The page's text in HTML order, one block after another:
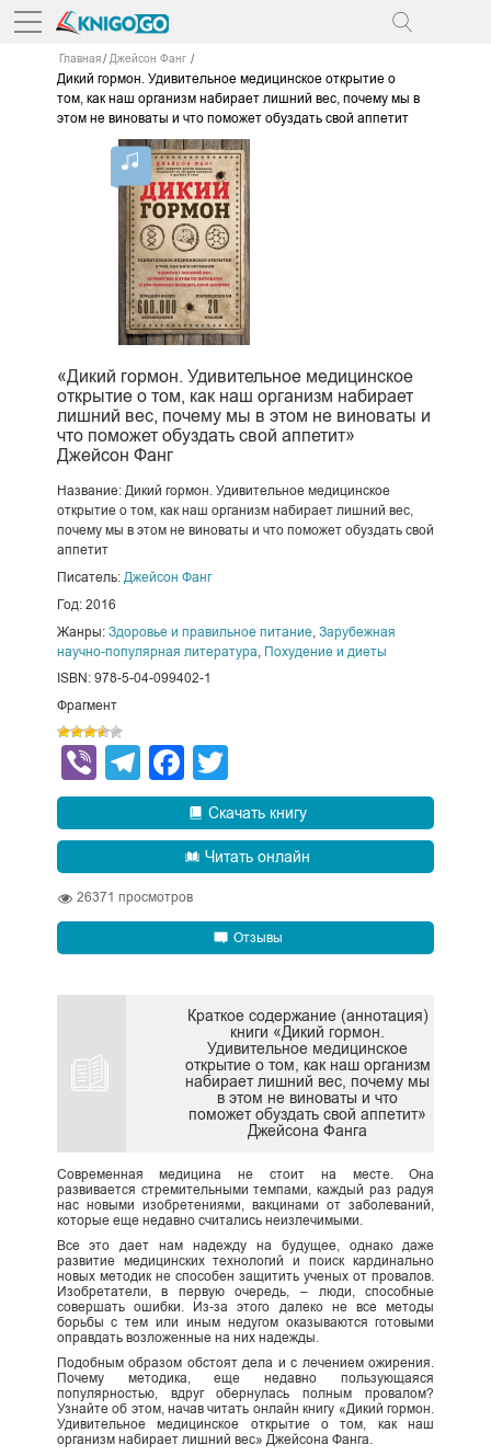
Главная Джейсон Фанг
Дикий гормон. Удивительное медицинское открытие о
том, как наш организм набирает лишний вес, почему мы в
этом не виноваты и что поможет обуздать свой аппетит
«Дикий гормон. Удивительное медицинское
открытие о том, как наш организм набирает
лишний вес, почему мы в этом не виноваты и
что поможет обуздать свой аппетит»
Джейсон Фанг
Название: Дикий гормон. Удивительное медицинское
открытие о том, как наш организм набирает лишний вес,
почему мы в этом не виноваты и что поможет обуздать свой
аппетит
Писатель: Джейсон Фанг
Год: 2016
Жанры: Здоровье и правильное питание, Зарубежная
научно-популярная литература Похудение и диеты
ISBN: 978-5-04-099402-1
Фрагмент
ViberTelegram
Facebook
Скачать книгу
Читать онлайн
26371 просмотров
Отзывы
Краткое содержание (аннотация)
книги «Дикий гормон.
Удивительное медицинское
открытие о том, как наш организм
набирает лишний вес, почему мы
в этом не виноваты и что
поможет обуздать свой аппетит»
Джейсона Фанга
Современная медицина не стоит на месте. Она
развивается стремительными темпами, каждый раз радуя
нас новыми изобретениями, вакцинами от заболеваний,
которые еще недавно считались неизлечимыми.
Все это дает нам надежду на будущее, однако даже
развитие медицинских технологий и поиск кардинально
новых методик не способен защитить ученых от провалов.
Изобретатели, в первую очередь, – люди, способные
совершать ошибки. Из-за этого далеко не все методы
борьбы с тем или иным недугом оказываются готовыми
оправдать возложенные на них надежды.
Подобным образом обстоят дела и с лечением ожирения.
Почему методика, еще недавно пользующаяся
популярностью, вдруг обернулась полным провалом?
Узнайте об этом, начав читать онлайн книгу «Дикий гормон.
Удивительное медицинское открытие о том, как наш
организм набирает лишний вес» Джейсона Фанга.